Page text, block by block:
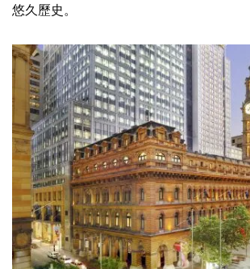
悠久歷史。